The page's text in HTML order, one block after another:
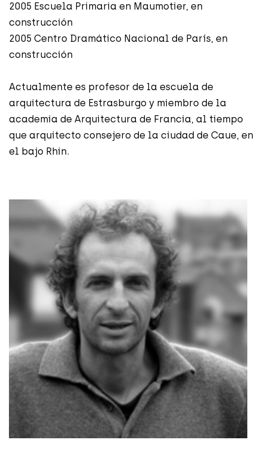
2005 Escuela Primaria en Maumotier, en
construcción
2005 Centro Dramático Nacional de París, en
construcción
Actualmente es profesor de la escuela de
arquitectura de Estrasburgo y miembro de la
academia de Arquitectura de Francia, al tiempo
que arquitecto consejero de la ciudad de Caue, en
el bajo Rhin.